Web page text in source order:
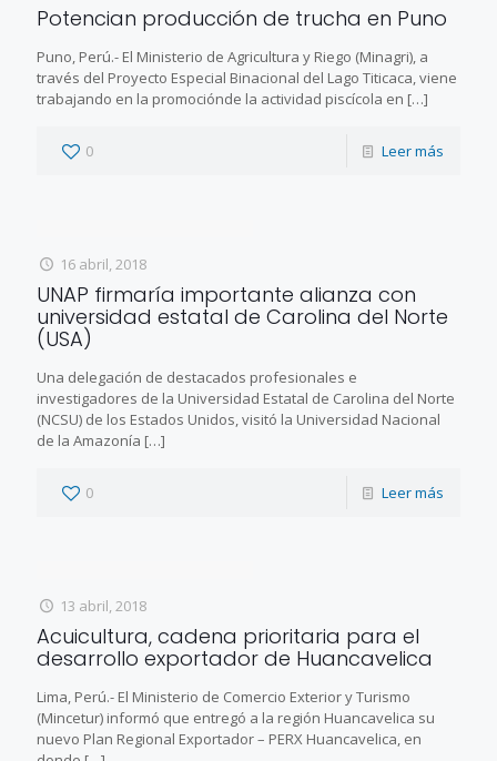
Potencian producción de trucha en Puno
Puno, Perú.- El Ministerio de Agricultura y Riego (Minagri), a
través del Proyecto Especial Binacional del Lago Titicaca, viene
trabajando en la promociónde la actividad piscícola en […]
0 Leer más
16 abril, 2018
UNAP firmaría importante alianza con
universidad estatal de Carolina del Norte
(USA)
Una delegación de destacados profesionales e
investigadores de la Universidad Estatal de Carolina del Norte
(NCSU) de los Estados Unidos, visitó la Universidad Nacional
de la Amazonía […]
0 Leer más
13 abril, 2018
Acuicultura, cadena prioritaria para el
desarrollo exportador de Huancavelica
Lima, Perú.- El Ministerio de Comercio Exterior y Turismo
(Mincetur) informó que entregó a la región Huancavelica su
nuevo Plan Regional Exportador – PERX Huancavelica, en